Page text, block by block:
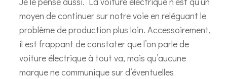
moyen de continuer sur notre voie en reléguant le
problème de production plus loin. Accessoirement,
il est frappant de constater que l’on parle de
voiture électrique à tout va, mais qu’aucune
marque ne communique sur d’éventuelles